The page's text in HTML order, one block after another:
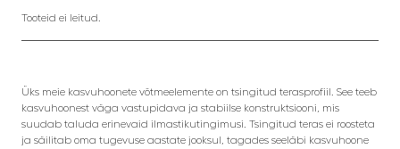
Tooteid ei leitud.
Üks meie kasvuhoonete võtmeelemente on tsingitud terasprofiil. See teeb
kasvuhoonest väga vastupidava ja stabiilse konstruktsiooni, mis
suudab taluda erinevaid ilmastikutingimusi. Tsingitud teras ei roosteta
ja säilitab oma tugevuse aastate jooksul, tagades seeläbi kasvuhoone